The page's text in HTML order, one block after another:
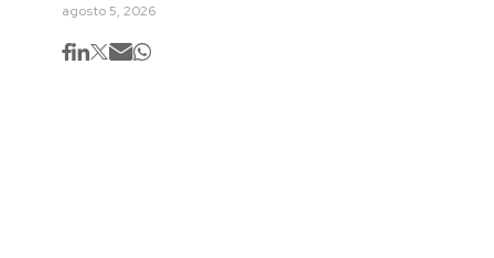
agosto 5, 2026